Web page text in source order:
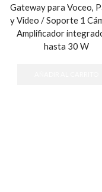
Gateway para Voceo,
y Video / Soporte 1
Amplificador
hasta 30 W